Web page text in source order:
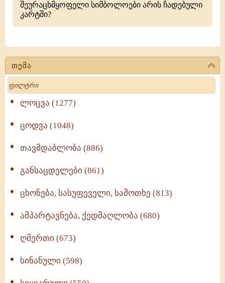
თემა
Search
ლოცვა (1277)
ცოდვა (1048)
თავმდაბლობა (886)
განსაცდელები (861)
ცხონება, სასუფეველი, სამოთხე (813)
ამპარტავნება, ქედმაღლობა (680)
ღმერთი (673)
სინანული (598)
შეურაცხმყოფელი სიმბოლოები არის ჩადებული
კარტში?